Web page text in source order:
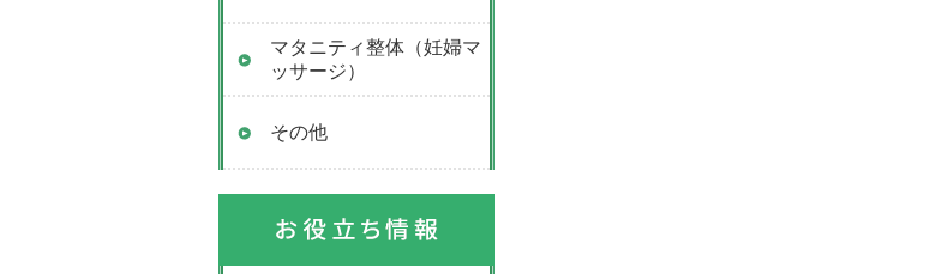
マタニティ整体（妊婦マ
ッサージ）
その他